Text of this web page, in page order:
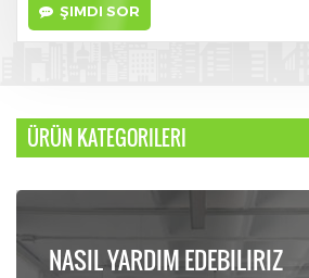
ŞIMDI SOR
ÜRÜN KATEGORILERI
NASIL YARDIM EDEBILIRIZ